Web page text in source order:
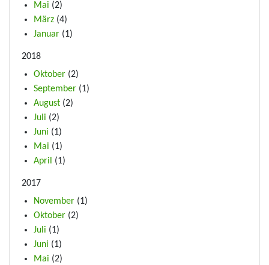
Mai (2)
März (4)
Januar (1)
2018
Oktober (2)
September (1)
August (2)
Juli (2)
Juni (1)
Mai (1)
April
(1)
2017
November (1)
Oktober (2)
Juli (1)
Juni (1)
Mai (2)